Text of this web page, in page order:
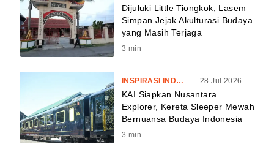
Dijuluki Little Tiongkok, Lasem
Simpan Jejak Akulturasi Budaya
yang Masih Terjaga
3 min
INSPIRASI INDONESIA 28 Jul 2026
KAI Siapkan Nusantara
Explorer, Kereta Sleeper Mewah
Bernuansa Budaya Indonesia
3 min